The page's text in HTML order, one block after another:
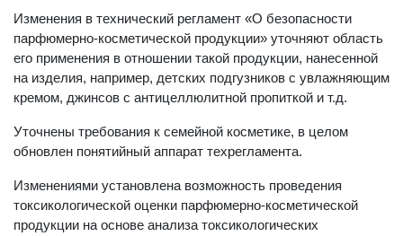
Изменения в технический регламент «О безопасности
парфюмерно-косметической продукции» уточняют область
его применения в отношении такой продукции, нанесенной
на изделия, например, детских подгузников с увлажняющим
кремом, джинсов с антицеллюлитной пропиткой и т.д.
Уточнены требования к семейной косметике, в целом
обновлен понятийный аппарат техрегламента.
Изменениями установлена возможность проведения
токсикологической оценки парфюмерно-косметической
продукции на основе анализа токсикологических